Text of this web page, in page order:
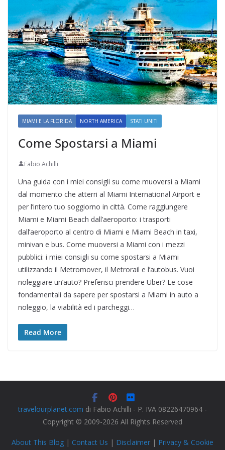
MIAMI E LA FLORIDA NORTH AMERICA STATI UNITI
Come Spostarsi a Miami
Fabio Achilli
Una guida con i miei consigli su come muoversi a Miami
dal momento che atterri al Miami International Airport e
per l’intero tuo soggiorno in città. Come raggiungere
Miami e Miami Beach dall’aeroporto: i trasporti
dall’aeroporto al centro di Miami e Miami Beach in taxi,
minivan e bus. Come muoversi a Miami con i mezzi
pubblici: i miei consigli su come spostarsi a Miami
utilizzando il Metromover, il Metrorail e l’autobus. Vuoi
noleggiare un’auto? Preferisci prendere Uber? Le cose
fondamentali da sapere per spostarsi a Miami in auto a
noleggio, la viabilità ed i parcheggi…
Read More
travelourplanet.com di Fabio Achilli - P. IVA 08226470964 -
Copyright © 2009-2026 All Rights Reserved
About This Blog | Contact Us | Disclaimer | Privacy & Cookie